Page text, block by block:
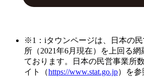
※1：iタウンページは、日本の
所（2021年6月現在）を上回る
ております。日本の民営事業所
イト（https://www.stat.go.jp）を参